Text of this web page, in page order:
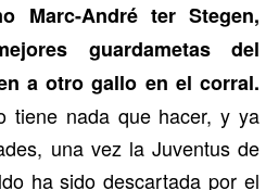
Marc-André ter Stegen,
guardametas del
a otro gallo en el corral.
tiene nada que hacer, y ya
una vez la Juventus de
ha sido descartada por el